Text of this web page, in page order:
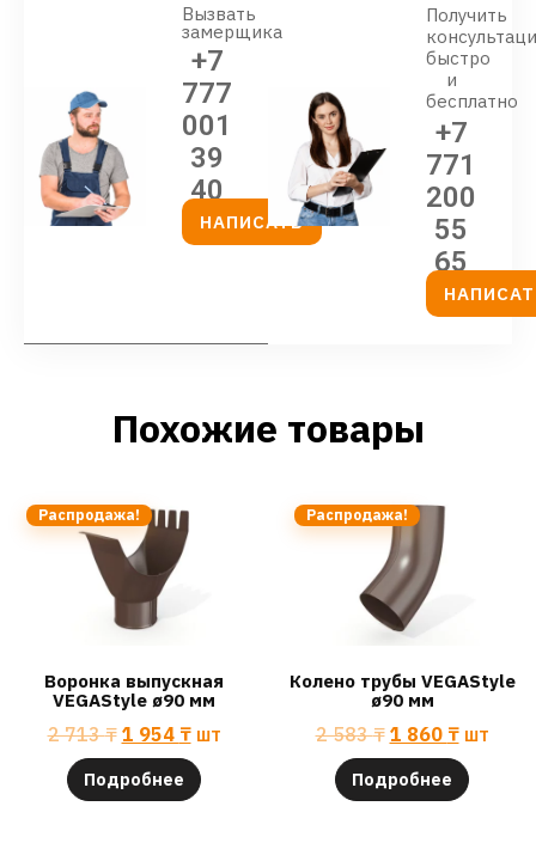
Вызвать
замерщика
+7
777
001
39
40
НАПИСАТЬ
Получить
быстро
и
бесплатно
+7
771
200
55
65
Похожие товары
Распродажа!
Воронка выпускная
VEGAStyle ø90 мм
2 713₸ 1 954 ₸ шт
Подробнее
Распродажа!
Колено трубы VEGAStyle
ø90 мм
2 583₸ 1 860 ₸ шт
Подробнее